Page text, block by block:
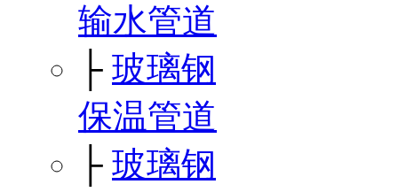
输水管道
├ 玻璃钢
保温管道
├ 玻璃钢